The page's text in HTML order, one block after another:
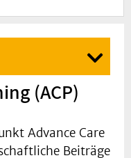
(ACP)
Advance Care
Beiträge